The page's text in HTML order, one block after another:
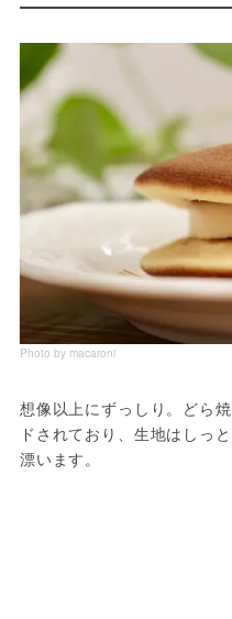
Photo by macaroni
想像以上にずっしり。どら
ドされており、生地はしっ
漂います。